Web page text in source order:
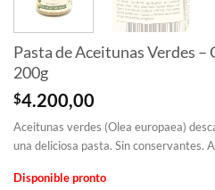
Pasta de Aceitunas Verdes –
200g
$4.200,00
Aceitunas verdes (Olea europaea)
una deliciosa pasta. Sin conservantes.
Disponible pronto